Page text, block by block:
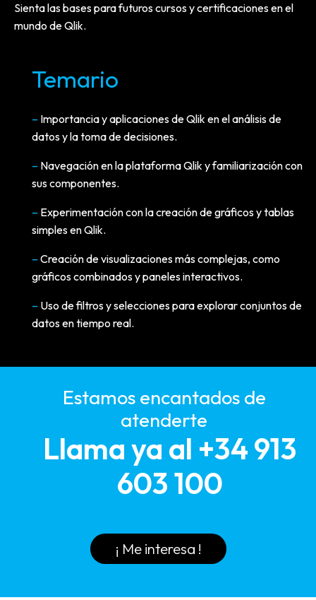
Sienta las bases para futuros cursos y certificaciones en el
mundo de Qlik.
Temario
– Importancia y aplicaciones de Qlik en el análisis de
datos y la toma de decisiones.
– Navegación en la plataforma Qlik y familiarización con
sus componentes.
– Experimentación con la creación de gráficos y tablas
simples en Qlik.
– Creación de visualizaciones más complejas, como
gráficos combinados y paneles interactivos.
– Uso de filtros y selecciones para explorar conjuntos de
datos en tiempo real.
Estamos encantados de
atenderte
Llama ya al +34 913
603 100
¡ Me interesa !